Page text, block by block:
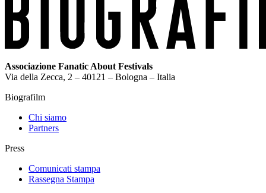
Associazione Fanatic About Festivals
Via della Zecca, 2 – 40121 – Bologna – Italia
Biografilm
Chi siamo
Partners
Press
Comunicati stampa
Rassegna Stampa